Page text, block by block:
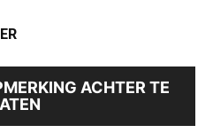
ACHTER TE